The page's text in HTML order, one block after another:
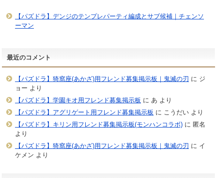
【パズドラ】デンジのテンプレパーティ編成とサブ候補｜チェンソ
ーマン
最近のコメント
【パズドラ】猗窩座(あかざ)用フレンド募集掲示板｜鬼滅の刃 に ジ
ョー より
【パズドラ】学園キオ用フレンド募集掲示板 に あ より
【パズドラ】アグリゲート用フレンド募集掲示板 に こうだいより
【パズドラ】キリン用フレンド募集掲示板(モンハンコラボ)に 匿名
より
【パズドラ】猗窩座(あかざ)用フレンド募集掲示板｜鬼滅の刃 に イ
ケメン より